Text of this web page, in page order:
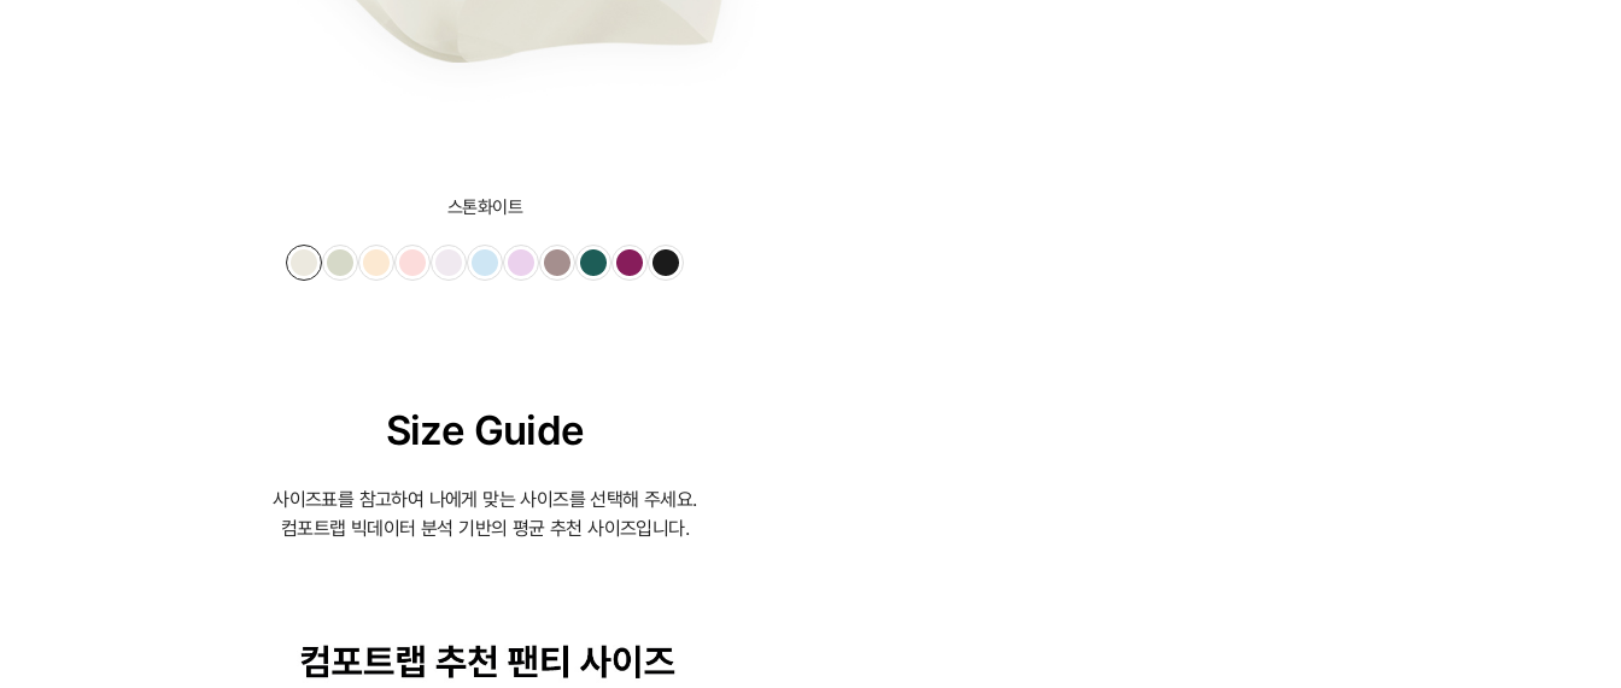
스톤화이트
Size Guide
사이즈표를 참고하여 나에게 맞는 사이즈를 선택해 주세요.
컴포트랩 빅데이터 분석 기반의 평균 추천 사이즈입니다.